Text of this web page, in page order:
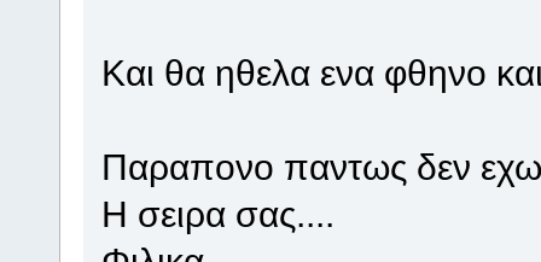
Kαι θα ηθελα ενα φθηνο
Παραπονο παντως δεν
Η σειρα σας....